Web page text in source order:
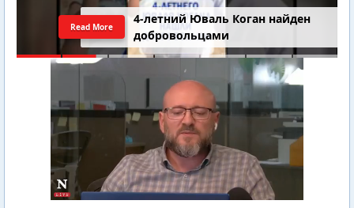
4-летний Юваль Коган найден
добровольцами
Read More